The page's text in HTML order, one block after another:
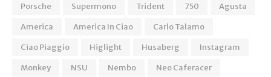
Porsche
Supermono Trident 750
Agusta
America
America In Ciao
Carlo Talamo
Ciao Piaggio
Higlight Husaberg
Instagram
Monkey
NSU Nembo
Neo Caferacer